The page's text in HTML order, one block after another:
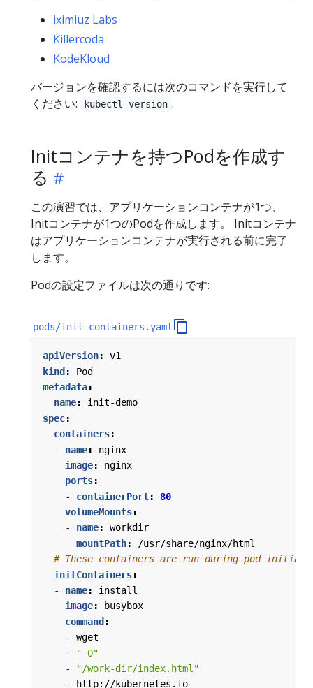
iximiuz Labs
Killercoda
KodeKloud
バージョンを確認するには次のコマンドを実行して
ください:
kubectl version .
Initコンテナを持つPodを作成す
る
この演習では、アプリケーションコンテナが1つ、
Initコンテナが1つのPodを作成します。 Initコンテナ
はアプリケーションコンテナが実行される前に完了
します。
Podの設定ファイルは次の通りです:
pods/init-containers.yaml
apiVersion:
v1
kind:
Pod
metadata:
name:
init-demo
spec:
containers:
- name:
nginx
image:
nginx
ports:
- containerPort:
80
volumeMounts:
- name:
workdir
mountPath:
/usr/share/nginx/html
# These containers are run during pod
initContainers:
- name:
install
image:
busybox
command :
- wget
-
"-O"
-
"/work-dir/index.html"
-
http://kubernetes.io